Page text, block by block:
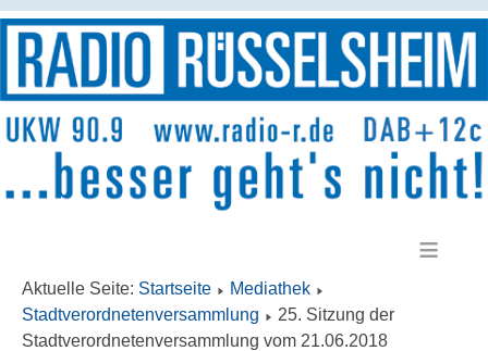
≡
Aktuelle Seite: Startseite
Mediathek
Stadtverordnetenversammlung
25. Sitzung der
Stadtverordnetenversammlung vom 21.06.2018